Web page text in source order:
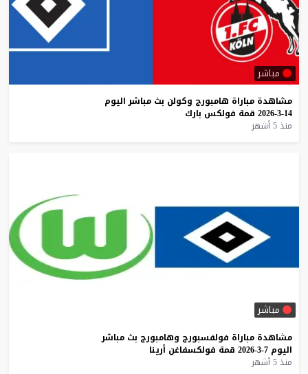
مباشر
مشاهدة مباراة هامبورج وكولن بث مباشر اليوم
14-3-2026
قمة فولكس بارك
منذ 5 أشهر
مباشر
مشاهدة مباراة فولفسبورج وهامبورج بث مباشر
اليوم 7-3-2026 قمة فولكسفاغن أرينا
منذ 5 أشهر